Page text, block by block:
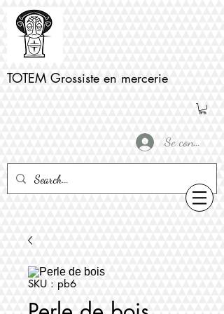
TOTEM Grossiste en mercerie
Se connecter
SKU : pb6